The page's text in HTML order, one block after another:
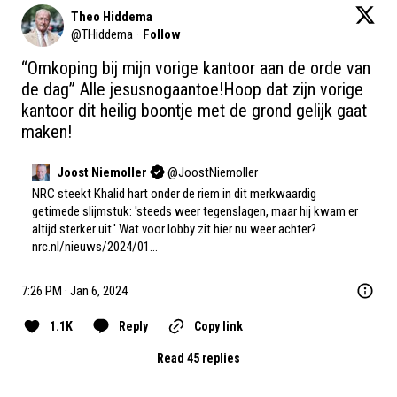
Theo Hiddema
@THiddema · Follow
“Omkoping bij mijn vorige kantoor aan de orde van
de dag” Alle jesusnogaantoe!Hoop dat zijn vorige
kantoor dit heilig boontje met de grond gelijk gaat
maken!
Joost Niemoller @JoostNiemoller
NRC steekt Khalid hart onder de riem in dit merkwaardig
getimede slijmstuk: 'steeds weer tegenslagen, maar hij kwam er
nrc.nl/nieuws/2024/01…
7:26 PM · Jan 6, 2024
1.1K Reply Copy link
Read 45 replies